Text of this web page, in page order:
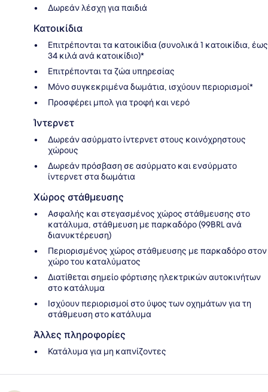
Δωρεάν λέσχη για παιδιά
Κατοικίδια
Επιτρέπονται τα κατοικίδια (συνολικά 1 κατοικίδια, έως
34 κιλά ανά κατοικίδιο)*
Επιτρέπονται τα ζώα υπηρεσίας
Μόνο συγκεκριμένα δωμάτια, ισχύουν περιορισμοί*
Προσφέρει μπολ για τροφή και νερό
Ίντερνετ
Δωρεάν ασύρματο ίντερνετ στους κοινόχρηστους
χώρους
Δωρεάν πρόσβαση σε ασύρματο και ενσύρματο
ίντερνετ στα δωμάτια
Χώρος στάθμευσης
Ασφαλής και στεγασμένος χώρος στάθμευσης στο
κατάλυμα, στάθμευση με παρκαδόρο (99BRL ανά
διανυκτέρευση)
Περιορισμένος χώρος στάθμευσης με παρκαδόρο στον
χώρο του καταλύματος
Διατίθεται σημείο φόρτισης ηλεκτρικών αυτοκινήτων
στο κατάλυμα
Ισχύουν περιορισμοί στο ύψος των οχημάτων για τη
στάθμευση στο κατάλυμα
Άλλες πληροφορίες
Κατάλυμα για μη καπνίζοντες